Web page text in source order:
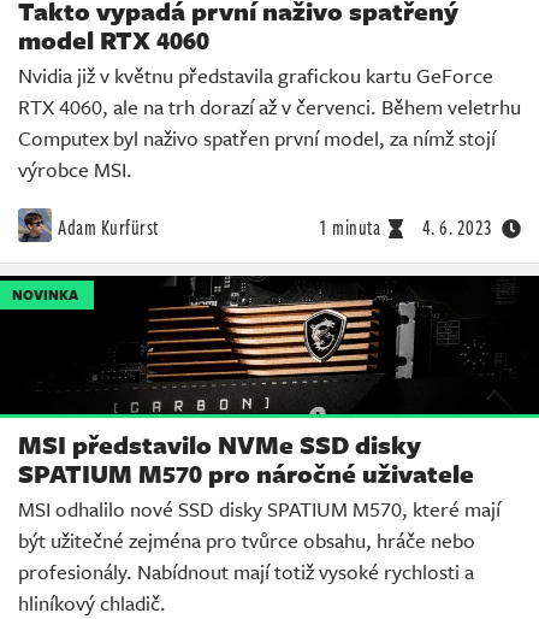
Takto vypadá první naživo spatřený
model RTX 4060
Nvidia již v květnu představila grafickou kartu GeForce
RTX 4060, ale na trh dorazí až v červenci. Během veletrhu
Computex byl naživo spatřen první model, za nímž stojí
výrobce MSI.
Adam Kurfürst 1 minuta 4. 6. 2023
NOVINKA
MSI představilo NVMe SSD disky
SPATIUM M570 pro náročné uživatele
MSI odhalilo nové SSD disky SPATIUM M570, které mají
být užitečné zejména pro tvůrce obsahu, hráče nebo
profesionály. Nabídnout mají totiž vysoké rychlosti a
hliníkový chladič.